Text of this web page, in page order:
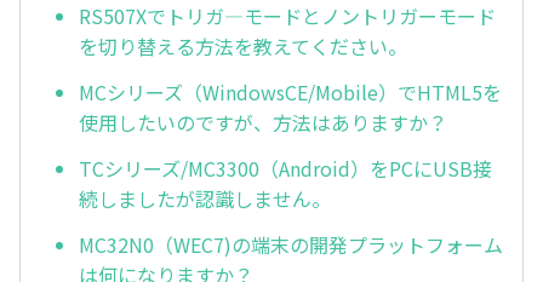
RS507Xでトリガ—モードとノントリガーモード
を切り替える方法を教えてください。
MCシリーズ（WindowsCE/Mobile）でHTML5を
使用したいのですが、方法はありますか？
TCシリーズ/MC3300（Android）をPCにUSB接
続しましたが認識しません。
MC32N0（WEC7)の端末の開発プラットフォーム
は何になりますか？